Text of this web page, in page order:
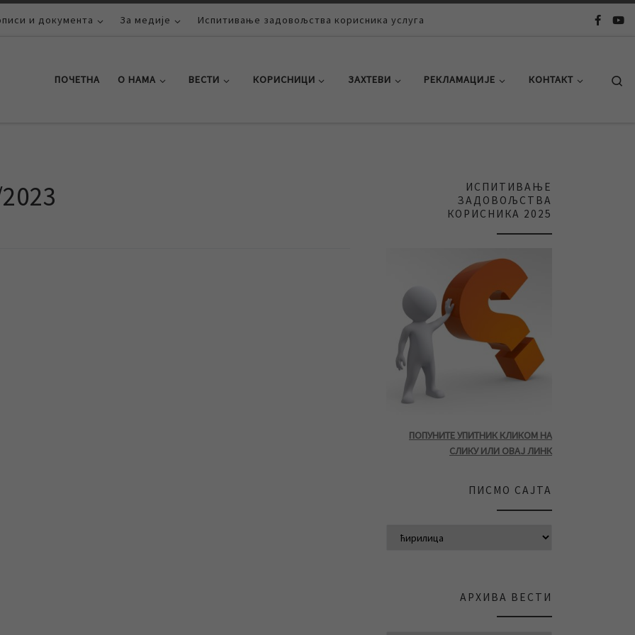
и документа За медије Испитивање задовољства корисника услуга
ПОЧЕТНА О НАМА ВЕСТИ КОРИСНИЦИ ЗАХТЕВИ РЕКЛАМАЦИЈЕ КОНТАКТ
ИСПИТИВАЊЕ
ЗАДОВОЉСТВА
КОРИСНИКА 2025
ПОПУНИТЕ УПИТНИК КЛИКОМ НА
СЛИКУ ИЛИ ОВАЈ ЛИНК
ПИСМО САЈТА
АРХИВА ВЕСТИ